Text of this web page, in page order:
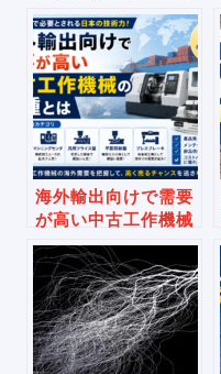
ト？後悔しない判断
基準を徹底解説
海外輸出向けで需要
が高い中古工作機械
の機種とは？買取価
格が上がる条件も解
説